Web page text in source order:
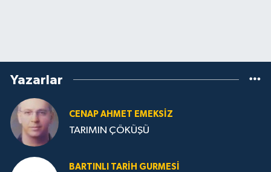
Yazarlar
CENAP AHMET EMEKSİZ
TARIMIN ÇÖKÜŞÜ
BARTINLI TARIH GURMESI